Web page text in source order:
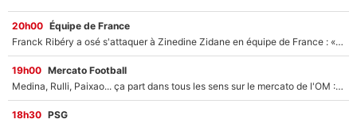
20h00 Équipe de France
Franck Ribéry a osé s'attaquer à Zinedine Zidane en équipe de France : «Je n'aurais jamais fait ça»
19h00 Mercato Football
Medina, Rulli, Paixao... ça part dans tous les sens sur le mercato de l'OM : Frank McCourt va enfin récupérer l'argent qu'il attend ?
18h30 PSG